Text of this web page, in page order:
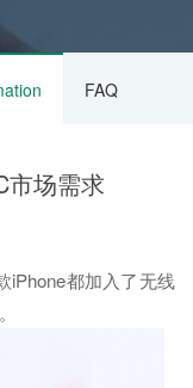
FAQ
市场需求
都加入了无线